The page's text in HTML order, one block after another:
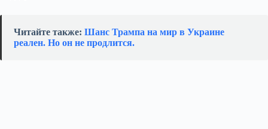
Читайте также: Шанс Трампа на мир в Украине
реален. Но он не продлится.